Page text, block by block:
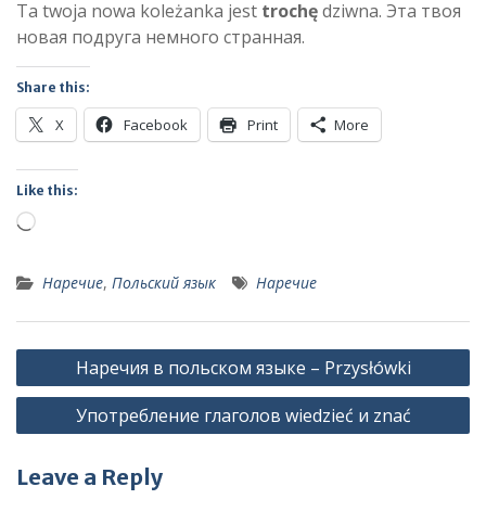
Ta twoja nowa koleżanka jest trochędziwna. Эта твоя
новая подруга немного странная.
Share this:
X Facebook Print More
Like this:
Loading…
Наречие, Польский язык Наречие
Post
navigation
Наречия в польском языке – Przysłówki
Употребление глаголов wiedzieć и znać
Leave a Reply